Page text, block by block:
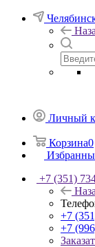
Личный
Корзина0
+7 (351)
+7
+7